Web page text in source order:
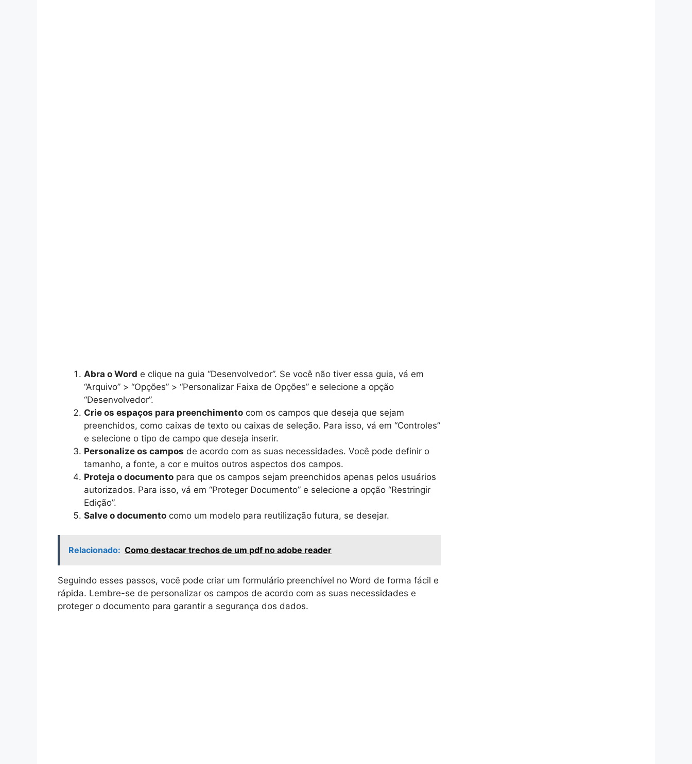
Abra o Word e clique na guia “Desenvolvedor”. Se você não tiver essa guia, vá em
“Arquivo” > “Opções” > “Personalizar Faixa de Opções” e selecione a opção
“Desenvolvedor”.
Crie os espaços para preenchimento com os campos que deseja que sejam
preenchidos, como caixas de texto ou caixas de seleção. Para isso, vá em “Controles”
e selecione o tipo de campo que deseja inserir.
Personalize os campos de acordo com as suas necessidades. Você pode definir o
tamanho, a fonte, a cor e muitos outros aspectos dos campos.
Proteja o documento para que os campos sejam preenchidos apenas pelos usuários
autorizados. Para isso, vá em “Proteger Documento” e selecione a opção “Restringir
Edição”.
Salve o documento como um modelo para reutilização futura, se desejar.
Relacionado: Como destacar trechos de um pdf no adobe reader
Seguindo esses passos, você pode criar um formulário preenchível no Word de forma fácil e
rápida. Lembre-se de personalizar os campos de acordo com as suas necessidades e
proteger o documento para garantir a segurança dos dados.